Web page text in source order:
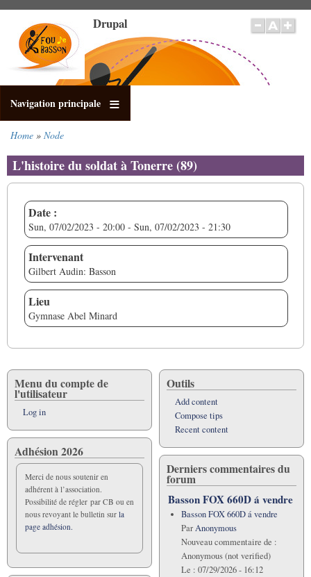
main
content
Drupal
Navigation principale
Home Node
L'histoire du soldat à Tonerre (89)
Date :
Sun, 07/02/2023 - 20:00 - Sun, 07/02/2023 - 21:30
Intervenant
Gilbert Audin: Basson
Lieu
Gymnase Abel Minard
Menu du compte de
l'utilisateur
Log in
Adhésion 2026
Merci de nous soutenir en
adhérent à l’association.
Possibilité de régler par CB ou en
nous revoyant le bulletin sur la
page adhésion.
Outils
Add content
Compose tips
Recent content
Derniers commentaires du
forum
Basson FOX 660D á vendre
Basson FOX 660D á vendre
ParAnonymous
Nouveau commentaire de :
Anonymous (not verified)
Le : 07/29/2026 - 16:12